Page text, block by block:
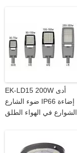
EK-LD15 200W أدى
ضوء الشارع IP66 إضاءة
الشوارع في الهواء الطلق